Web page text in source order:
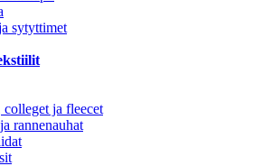
sytyttimet
ja fleecet
rannenauhat